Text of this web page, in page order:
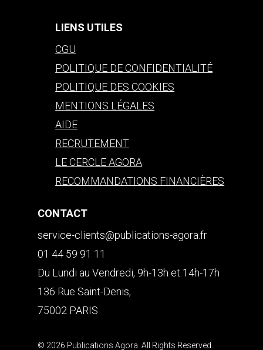
LIENS UTILES
CGU
POLITIQUE DE CONFIDENTIALITÉ
POLITIQUE DES COOKIES
MENTIONS LÉGALES
AIDE
RECRUTEMENT
LE CERCLE AGORA
RECOMMANDATIONS FINANCIÈRES
CONTACT
service-clients@publications-agora.fr
01 44 59 91 11
Du Lundi au Vendredi, 9h-13h et 14h-17h
136 Rue Saint-Denis,
75002 PARIS
© 2026 Publications Agora. All Rights Reserved.